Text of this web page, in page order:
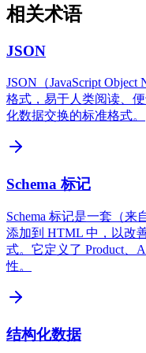
相关术语
JSON
JSON（JavaScript
格式，易于人类阅读、
化数据交换的标准格式。
Schema 标记
Schema 标记是一套（来
添加到 HTML 中，以改
式。它定义了 Product、
性。
结构化数据